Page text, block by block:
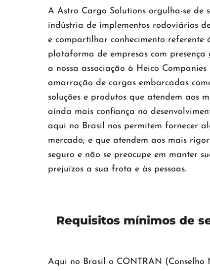
A Astro Cargo Solutions orgulha-se de
indústria de implementos rodoviários
e compartilhar conhecimento referente
plataforma de empresas com presença
a nossa associação à Heico
amarração de cargas embarcadas
soluções e produtos que atendem aos
ainda mais confiança no
aqui no Brasil nos permitem fornecer
mercado; e que atendem aos mais
seguro e não se preocupe em manter
prejuízos a sua frota e às pessoas.
Requisitos mínimos de
Aqui no Brasil o CONTRAN (Conselho